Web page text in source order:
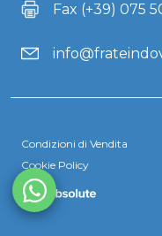
Fax (+39) 075
Condizioni di Vendita
Cookie Policy